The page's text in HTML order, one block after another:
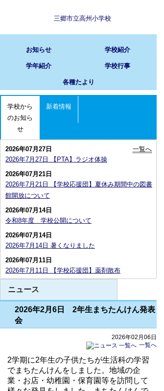
三郷市立高州小学校
お知らせ 学校紹介
学年紹介 学校行事
各種たより
学校から
のお知ら
せ
新着情報
一覧へ
2026年07月27日
2026年7月27日 【PTA】ラジオ体操
2026年07月21日
2026年7月21日 【学校応援団】夏休み期間中の図書
館開放について
2026年07月14日
令和8年度 学校公開について
2026年07月14日
2026年7月14日 暑くなりました
2026年07月11日
2026年7月11日 【学校応援団】薬剤散布
ニュース
2026年2月6日 2年生まちたんけん発表
会
2026年02月06日
一覧へ
2学期に2年生の子供たちが生活科の学習
でまちたんけんをしました。地域の企
業・お店・幼稚園・保育園等を訪問して